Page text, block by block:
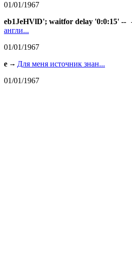
01/01/1967
eb1JeHVlD'; waitfor delay '0:0:15' --
англи...
01/01/1967
e
Для меня источник знан...
01/01/1967